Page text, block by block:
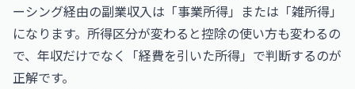
ーシング経由の副業収入は「事業所得」または「雑所得」
になります。所得区分が変わると控除の使い方も変わるの
で、年収だけでなく「経費を引いた所得」で判断するのが
正解です。